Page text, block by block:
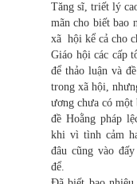
Tăng sĩ, triết lý
mãn cho biết bao
xã hội kể cả cho
Giáo hội các cấp
để thảo luận và
trong xã hội,
ương chưa có một
đề Hoằng pháp
khi vì tình cảm
đâu cũng vào
để.